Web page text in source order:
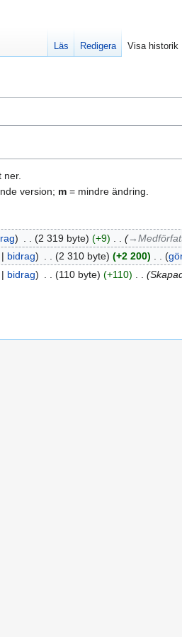
version; m = mindre ändring.
2 319 byte +9
bidrag 2 310 byte +2 200
bidrag 110 byte +110
Läs Redigera Visa historik